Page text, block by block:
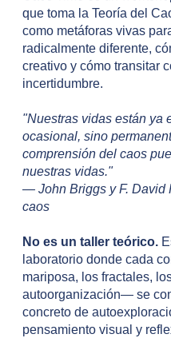
que toma la Teoría del
como metáforas vivas
radicalmente diferente,
creativo y cómo transitar
incertidumbre.
"Nuestras vidas están ya
ocasional, sino
comprensión del caos
nuestras vidas."
— John Briggs y F. David
caos
No es un taller teórico.
laboratorio donde cada
mariposa, los fractales,
autoorganización— se
concreto de
pensamiento visual y